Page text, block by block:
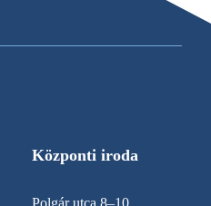
Központi iroda
Polgár utca 8–10.